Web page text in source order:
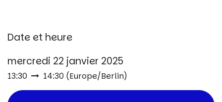
Date et heure
mercredi 22 janvier 2025
13:30 14:30 (Europe/Berlin)